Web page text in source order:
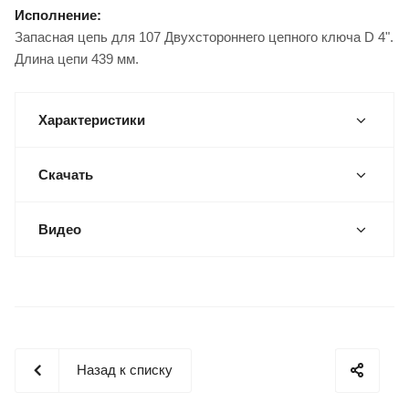
Исполнение:
Запасная цепь для 107 Двухстороннего цепного ключа D 4".
Длина цепи 439 мм.
Характеристики
Скачать
Видео
Назад к списку